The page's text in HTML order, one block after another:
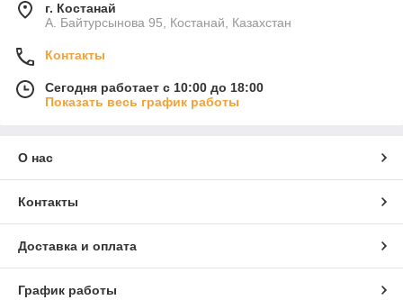
г. Костанай
А. Байтурсынова 95, Костанай, Казахстан
Контакты
Сегодня работает с 10:00 до 18:00
Показать весь график работы
О нас
Контакты
Доставка и оплата
График работы